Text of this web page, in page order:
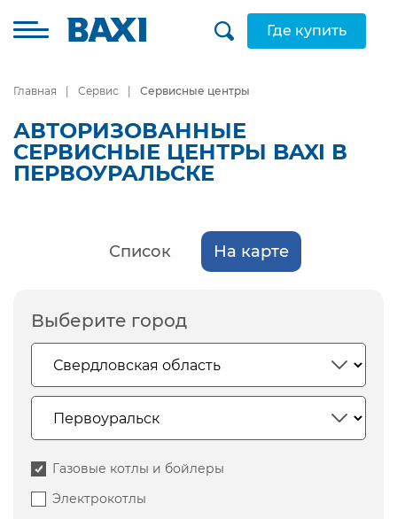
Где купить
Главная Сервис Сервисные центры
АВТОРИЗОВАННЫЕ
СЕРВИСНЫЕ ЦЕНТРЫ BAXI В
ПЕРВОУРАЛЬСКЕ
Список На карте
Выберите город
Газовые котлы и бойлеры
Электрокотлы